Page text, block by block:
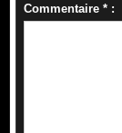
Commentaire * :